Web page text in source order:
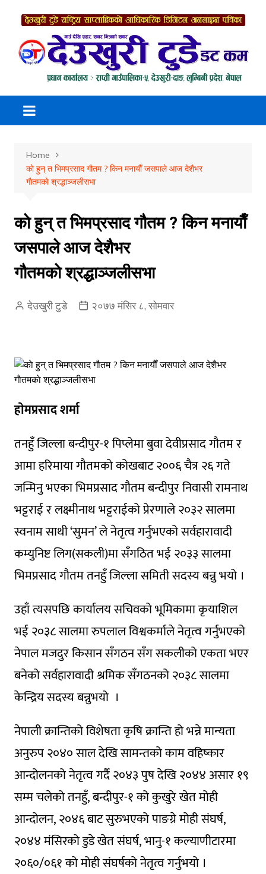
content
Home
काे हुन् त भिमप्रसाद गौतम ? किन मनायाैँ जसपाले आज देशैभर
गाैतमकाे श्रद्धाञ्जलीसभा
काे हुन् त भिमप्रसाद गौतम ? किन मनायाैँ
जसपाले आज देशैभर
गाैतमकाे श्रद्धाञ्जलीसभा
देउखुरी टुडे २०७७ मंसिर ८, सोमवार
हाेमप्रसाद शर्मा
तनहुँ जिल्ला बन्दीपुर-१ पिप्लेमा बुवा देवीप्रसाद गौतम र
आमा हरिमाया गौतमकाे काेखबाट २००६ चैत्र २६ गते
जन्मिनु भएका भिमप्रसाद गौतम बन्दीपुर निवासी रामनाथ
भट्टराई र लक्ष्मीनाथ भट्टराईको प्रेरणाले २०३२ सालमा
स्वनाम साथी ‘सुमन’ ले नेतृत्व गर्नुभएको सर्वहारावादी
कम्युनिष्ट लिग(सकली)मा सँगठित भई २०३३ सालमा
भिमप्रसाद गौतम तनहुँ जिल्ला समिती सदस्य बन्नु भयो ।
उहाँ त्यसपछि कार्यालय सचिवको भूमिकामा कृयाशिल
भई २०३८ सालमा रुपलाल विश्वकर्माले नेतृत्व गर्नुभएको
नेपाल मजदुर किसान सँगठन सँग सकलीको एकता भएर
बनेको सर्वहारावादी श्रमिक सँगठनको २०३८ सालमा
केन्द्रिय सदस्य बन्नुभयो ।
नेपाली क्रान्तिको विशेषता कृषि क्रान्ति हो भन्ने मान्यता
अनुरुप २०४० साल देखि सामन्तको काम वहिष्कार
आन्दोलनको नेतृत्व गर्दै २०४३ पुष देखि २०४४ असार १९
सम्म चलेको तनहुँ, बन्दीपुर-१ को कुखुरे खेत मोही
आन्दोलन, २०४६ बाट सुरुभएको पाङग्रे मोही संघर्ष,
२०४४ मंसिरको डुडे खेत संघर्ष, भानु-१ कल्याणीटारमा
२०६०/०६१ को मोही संघर्षको नेतृत्व गर्नुभयो ।